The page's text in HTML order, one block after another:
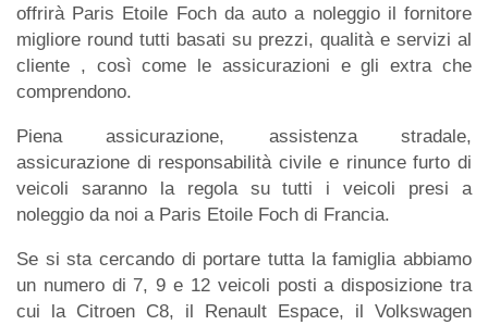
offrirà Paris Etoile Foch da auto a noleggio il fornitore
migliore round tutti basati su prezzi, qualità e servizi al
cliente , così come le assicurazioni e gli extra che
comprendono.
Piena assicurazione, assistenza stradale,
assicurazione di responsabilità civile e rinunce furto di
veicoli saranno la regola su tutti i veicoli presi a
noleggio da noi a Paris Etoile Foch di Francia.
Se si sta cercando di portare tutta la famiglia abbiamo
un numero di 7, 9 e 12 veicoli posti a disposizione tra
cui la Citroen C8, il Renault Espace, il Volkswagen